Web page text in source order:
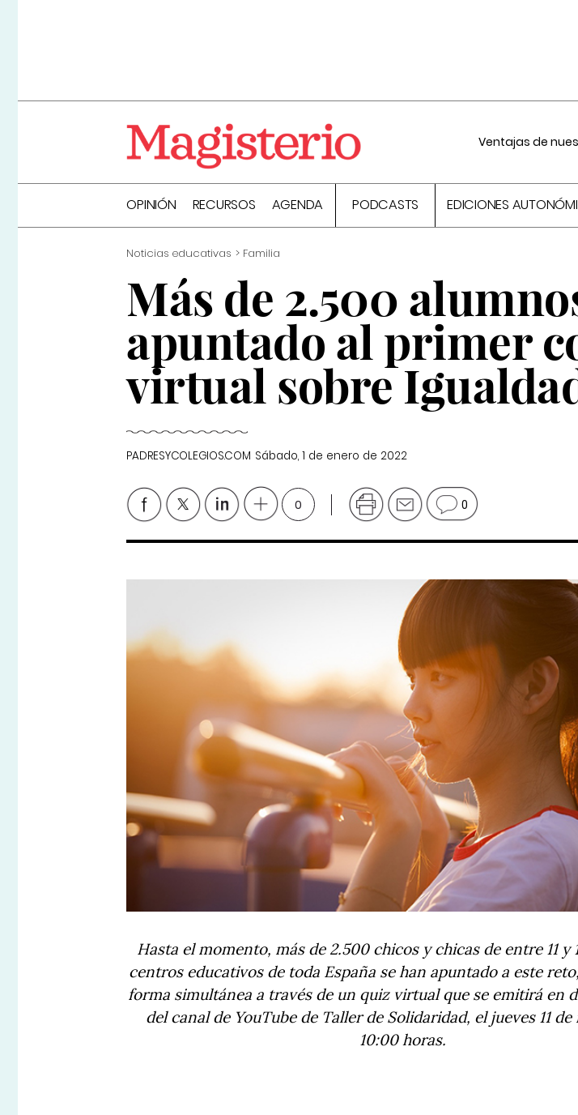
Ventajas de
OPINIÓN RECURSOS AGENDA PODCASTS EDICIONES
Noticias educativas Familia
Más de 2.500
apuntado al primer
virtual sobre
PADRESYCOLEGIOS.COM Sábado, 1 de enero de 2022
0 0
Hasta el momento, más de 2.500 chicos y chicas de entre 11 y
centros educativos de toda España se han apuntado a este
forma simultánea a través de un quiz virtual que se emitirá en
del canal de YouTube de Taller de Solidaridad, el jueves 11
10:00 horas.